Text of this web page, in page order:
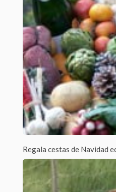
Regala cestas de Navidad
Por admin /
Regala productos ecológicos y
cesta de Navidad ecológica que